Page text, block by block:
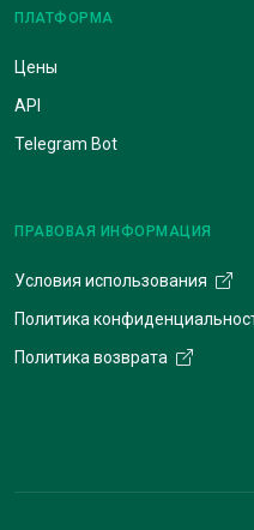
ПЛАТФОРМА
Цены
API
Telegram Bot
ПРАВОВАЯ ИНФОРМАЦИЯ
Условия использования
Политика
Политика возврата